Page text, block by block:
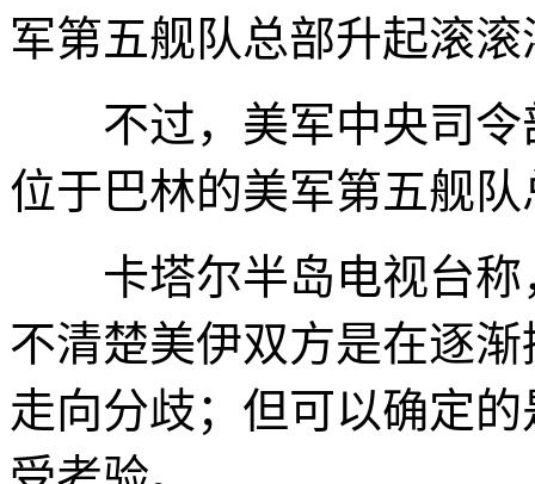
军第五舰队总部升起滚
不过，美军中央司令
位于巴林的美军第五舰
卡塔尔半岛电视台称
不清楚美伊双方是在逐
走向分歧；但可以确定